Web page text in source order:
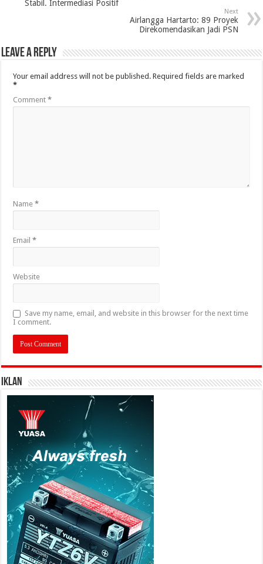
Stabil. Intermediasi Positif
Next
Airlangga Hartarto: 89 Proyek
Direkomendasikan Jadi PSN
Leave a Reply
Your email address will not be published. Required fields are marked
*
Comment*
Name*
Email*
Website
Save my name, email, and website in this browser for the next time
I comment.
IKLAN